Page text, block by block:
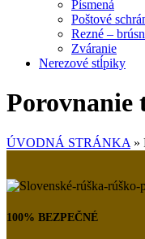
Písmená
Poštové
Rezné –
Zváranie
Nerezové stĺpiky
Porovnanie
ÚVODNÁ STRÁNKA »
100% BEZPEČNÉ